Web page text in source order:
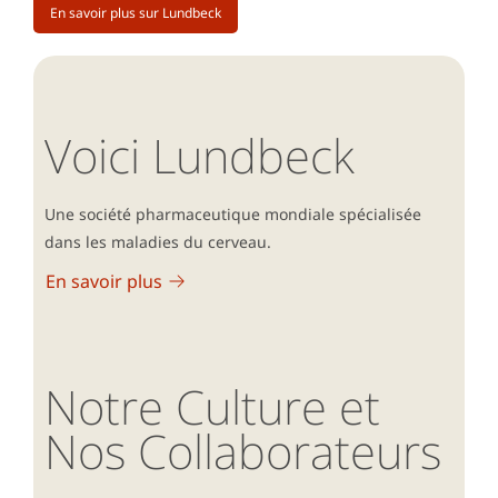
En savoir plus sur Lundbeck
Voici Lundbeck
Une société pharmaceutique mondiale spécialisée
dans les maladies du cerveau.
En savoir plus
Notre Culture et
Nos Collaborateurs